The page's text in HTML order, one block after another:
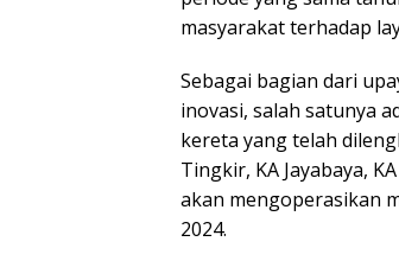
masyarakat terhadap
Sebagai bagian dari
inovasi, salah satunya
kereta yang telah
Tingkir, KA Jayabaya,
akan mengoperasikan
2024.